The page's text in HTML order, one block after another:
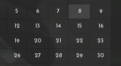
5 6 7 8 9
12 13 14 15 16
19 20 21 22 23
26 27 28 29 30